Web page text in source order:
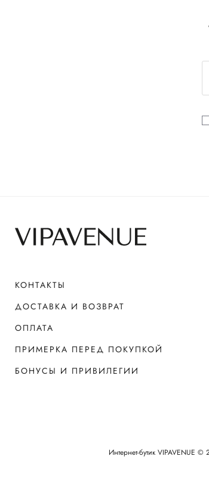
КОНТАКТЫ
ДОСТАВКА И ВОЗВРАТ
ОПЛАТА
ПРИМЕРКА ПЕРЕД ПОКУПКОЙ
БОНУСЫ И ПРИВИЛЕГИИ
Интернет-бутик VIPAVENUE ©